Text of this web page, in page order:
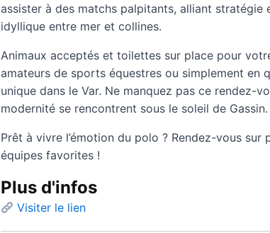
assister à des matchs palpitants, alliant stratégie
idyllique entre mer et collines.
Animaux acceptés et toilettes sur place pour
amateurs de sports équestres ou simplement en
unique dans le Var. Ne manquez pas ce rendez-
modernité se rencontrent sous le soleil de Gassin.
Prêt à vivre l’émotion du polo ? Rendez-vous sur
équipes favorites !
Plus d'infos
Visiter le lien